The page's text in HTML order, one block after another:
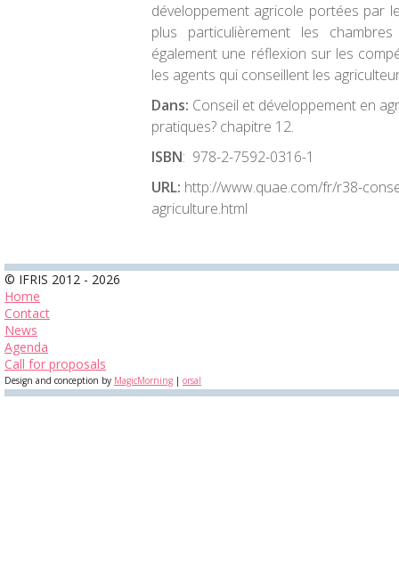
développement agricole portées par
plus particulièrement les
également une réflexion sur les
les agents qui conseillent les
Dans: Conseil et développement en
pratiques? chapitre 12.
ISBN: 978-2-7592-0316-1
URL: http://www.quae.com/fr/r38-
agriculture.html
© IFRIS 2012 - 2026
Home
Contact
News
Agenda
Call for proposals
Design and conception by MagicMorning | orsal